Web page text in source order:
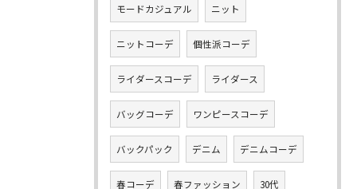
モードカジュアル ニット
ニットコーデ 個性派コーデ
ライダースコーデ ライダース
バッグコーデ ワンピースコーデ
バックパック デニム デニムコーデ
春コーデ 春ファッション 30代